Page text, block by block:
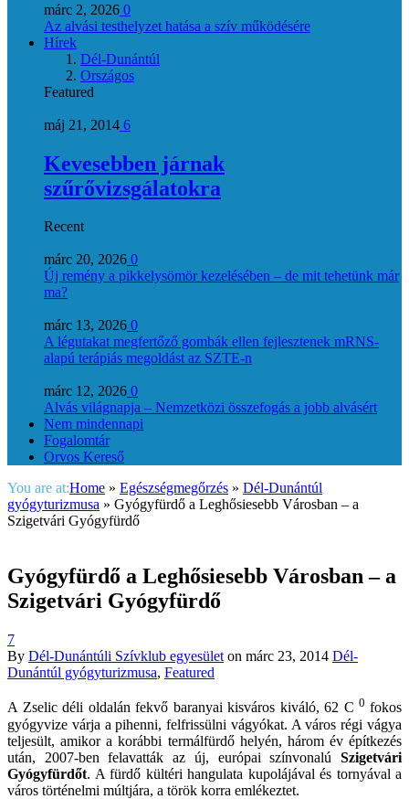
márc 2, 2026 0
Az alvási testhelyzet hatása a szív működésére
Hírek
Dél-Dunántúl
Országos
Featured
máj 21, 2014 6
Kevesebben járnak
szűrővizsgálatokra
Recent
márc 20, 2026 0
Új remény a pikkelysömör kezelésében – de mit tehetünk már
ma?
márc 13, 2026 0
A légutakat megfertőző gombák ellen fejlesztenek mRNS-
alapú terápiás megoldást az SZTE-n
márc 12, 2026 0
Alvás világnapja – Nemzetközi összefogás a jobb alvásért
Nem mindennapi
Fogalomtár
Orvos Kereső
You are at:Home » Egészségmegőrzés » Dél-Dunántúl
gyógyturizmusa » Gyógyfürdő a Leghősiesebb Városban – a
Szigetvári Gyógyfürdő
Gyógyfürdő a Leghősiesebb Városban – a
Szigetvári Gyógyfürdő
7
By Dél-Dunántúli Szívklub egyesület on márc 23, 2014 Dél-
Dunántúl gyógyturizmusa, Featured
A Zselic déli oldalán fekvő baranyai kisváros kiváló, 62 C0fokos
gyógyvize várja a pihenni, felfrissülni vágyókat. A város régi vágya
teljesült, amikor a korábbi termálfürdő helyén, három év építkezés
után, 2007-ben felavatták az új, európai színvonalú Szigetvári
Gyógyfürdőt. A fürdő kültéri hangulata kupolájával és tornyával a
város történelmi múltjára, a török korra emlékeztet.